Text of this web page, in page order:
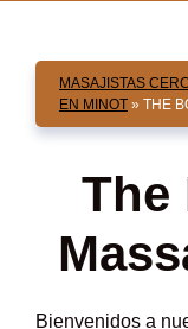
MASAJISTAS
EN MINOT » THE
The
Bienvenidos a